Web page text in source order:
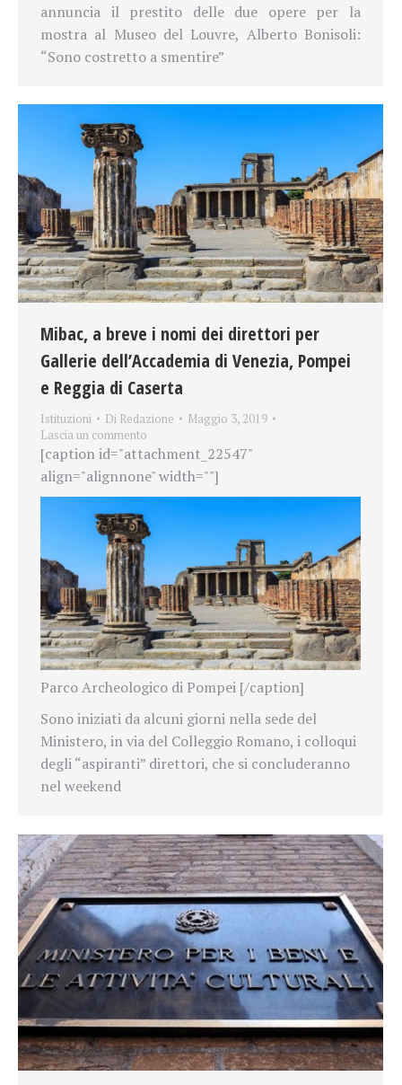
annuncia il prestito delle due opere per la
mostra al Museo del Louvre, Alberto Bonisoli:
“Sono costretto a smentire”
Mibac, a breve i nomi dei direttori per
Gallerie dell’Accademia di Venezia, Pompei
e Reggia di Caserta
Istituzioni Di Redazione
Maggio 3, 2019
Lascia un commento
[caption id="attachment_22547"
align="alignnone" width=""]
Parco Archeologico di Pompei [/caption]
Sono iniziati da alcuni giorni nella sede del
Ministero, in via del Colleggio Romano, i colloqui
degli “aspiranti” direttori, che si concluderanno
nel weekend